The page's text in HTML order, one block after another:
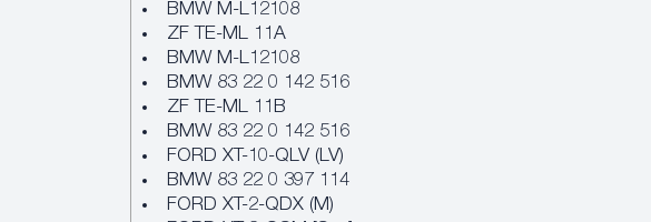
BMW M‐L12108
ZF TE-ML 11A
BMW M‐L12108
BMW 83 22 0 142 516
ZF TE-ML 11B
BMW 83 22 0 142 516
FORD XT-10-QLV (LV)
BMW 83 22 0 397 114
FORD XT-2-QDX (M)